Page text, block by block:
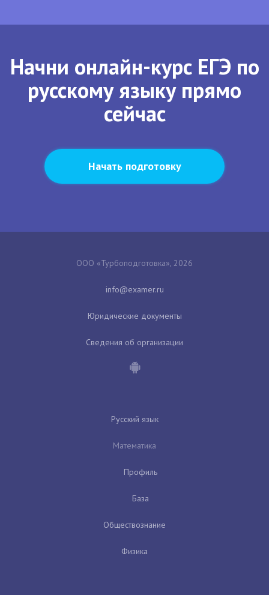
Начни онлайн-курс ЕГЭ по
русскому языку прямо
сейчас
Начать подготовку
ООО «Турбоподготовка», 2026
Юридические документы
Сведения об организации
Русский язык
Математика
Профиль
База
Обществознание
Физика